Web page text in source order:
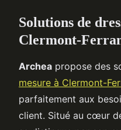
Solutions de
Clermont-
Archea propose des
mesure à Clermont-
parfaitement aux
client. Situé au cœur